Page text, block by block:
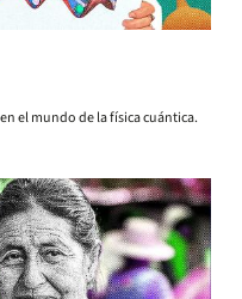
el mundo de la física cuántica.